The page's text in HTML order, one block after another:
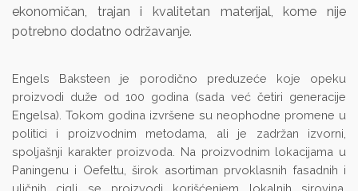
ekonomičan, trajan i kvalitetan materijal, kome nije
potrebno dodatno održavanje.
Engels Baksteen je porodično preduzeće koje opeku
proizvodi duže od 100 godina (sada već četiri generacije
Engelsa). Tokom godina izvršene su neophodne promene u
politici i proizvodnim metodama, ali je zadržan izvorni,
spoljašnji karakter proizvoda. Na proizvodnim lokacijama u
Paningenu i Oefeltu, širok asortiman prvoklasnih fasadnih i
uličnih cigli se proizvodi korišćenjem lokalnih sirovina,